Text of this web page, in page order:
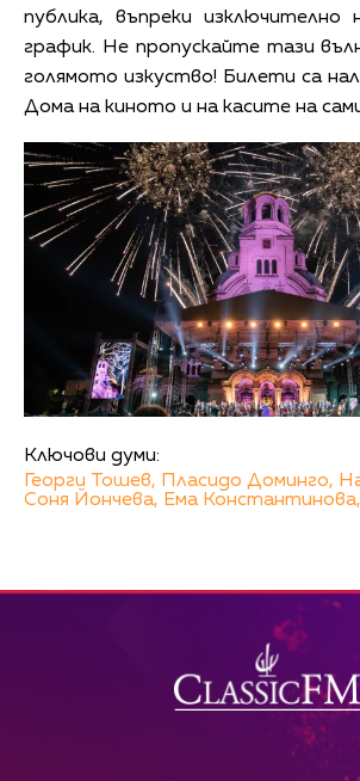
публика, въпреки изключително
график. Не пропускайте тази
голямото изкуство! Билети са
Дома на киното и на касите на
Ключови думи:
Георги Тошев, Пласидо Доминго,
Соня Йончева, Ема Константинова,